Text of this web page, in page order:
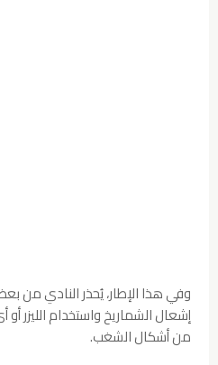
وفي هذا الإطار، يُحذر النادي من
إشعال الشماريخ واستخدام الليزر
من أشكال الشغب.